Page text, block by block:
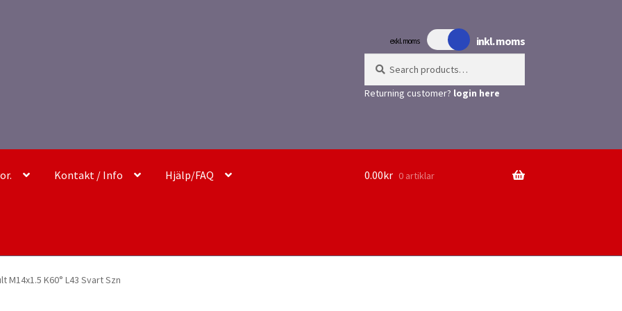
exkl. moms inkl. moms
for:
Returning customer? login here
Kontakt / Info Hjälp/FAQ 0.00kr 0 artiklar
M14x1.5 K60° L43 Svart Szn